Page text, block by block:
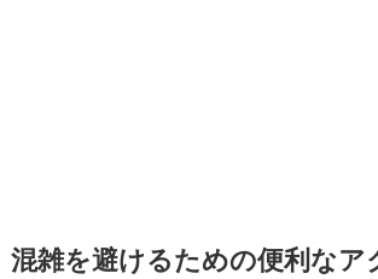
混雑を避けるための便利なア